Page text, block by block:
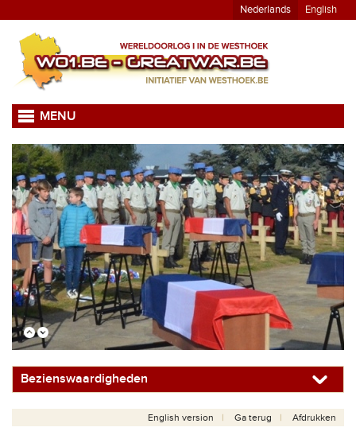
Nederlands English
MENU
Bezienswaardigheden
English version Ga terug Afdrukken